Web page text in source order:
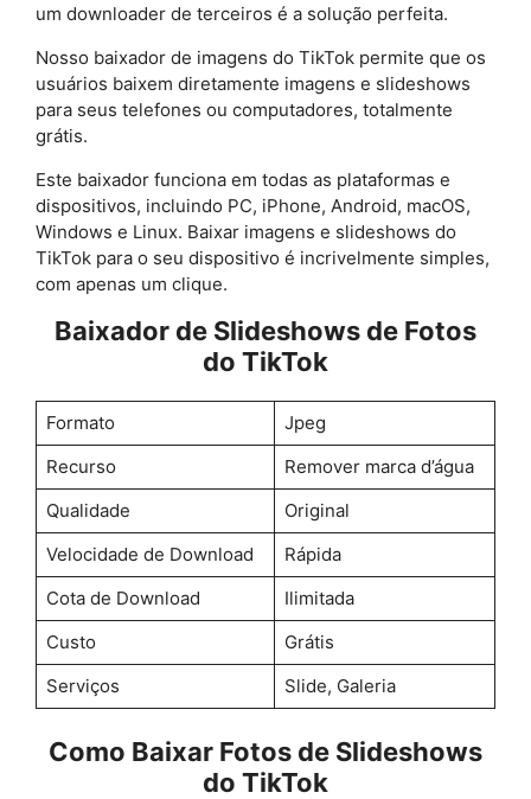
um downloader de terceiros é a solução perfeita.
Nosso baixador de imagens do TikTok permite que os
usuários baixem diretamente imagens e slideshows
para seus telefones ou computadores, totalmente
grátis.
Este baixador funciona em todas as plataformas e
dispositivos, incluindo PC, iPhone, Android, macOS,
Windows e Linux. Baixar imagens e slideshows do
TikTok para o seu dispositivo é incrivelmente simples,
com apenas um clique.
Baixador de Slideshows de Fotos
do TikTok
Formato
Jpeg
Recurso
Remover marca d’água
Qualidade
Original
Velocidade de Download
Rápida
Cota de Download
Ilimitada
Custo
Grátis
Serviços
Slide, Galeria
Como Baixar Fotos de Slideshows
do TikTok